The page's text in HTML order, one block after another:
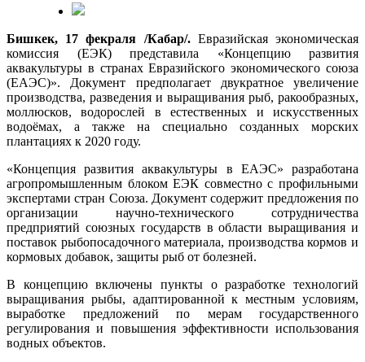
Бишкек, 17 фекраля /Кабар/. Евразийская экономическая
комиссия (ЕЭК) представила «Концепцию развития
аквакультуры в странах Евразийского экономического союза
(ЕАЭС)». Документ предполагает двукратное увеличение
производства, разведения и выращивания рыб, ракообразных,
моллюсков, водорослей в естественных и искусственных
водоёмах, а также на специально созданных морских
плантациях к 2020 году.
«Концепция развития аквакультуры в ЕАЭС» разработана
агропромышленным блоком ЕЭК совместно с профильными
экспертами стран Союза. Документ содержит предложения по
организации научно-технического сотрудничества
предприятий союзных государств в области выращивания и
поставок рыбопосадочного материала, производства кормов и
кормовых добавок, защиты рыб от болезней.
В концепцию включены пункты о разработке технологий
выращивания рыбы, адаптированной к местным условиям,
выработке предложений по мерам государственного
регулирования и повышения эффективности использования
водных объектов.